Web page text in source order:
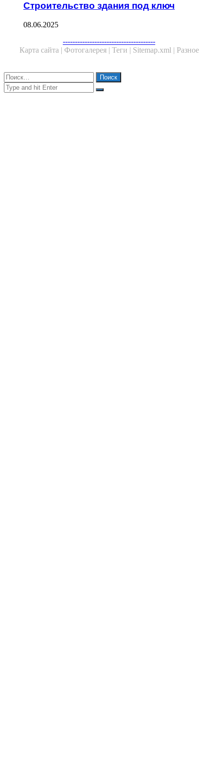
Строительство здания под ключ
08.06.2025
--------------------------------------
Карта сайта | Фотогалерея | Теги | Sitemap.xml | Разное
Close
Найти:
Close
Search